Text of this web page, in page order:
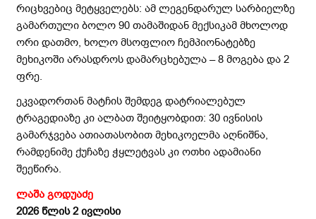
რიცხვებიც მეტყველებს: ამ ლეგენდარულ სარბიელზე
გამართული ბოლო 90 თამაშიდან მექსიკამ მხოლოდ
ორი დათმო, ხოლო მსოფლიო ჩემპიონატებზე
მეხიკოში არასდროს დამარცხებულა – 8 მოგება და 2
ფრე.
ეკვადორთან მატჩის შემდეგ დატრიალებულ
ტრაგედიაზე კი ალბათ შეიტყობდით: 30 ივნისის
გამარჯვება ათიათასობით მეხიკოელმა აღნიშნა,
რამდენიმე ქუჩაზე ჭყლეტვას კი ოთხი ადამიანი
შეეწირა.
ლაშა გოდუაძე
2026 წლის 2 ივლისი